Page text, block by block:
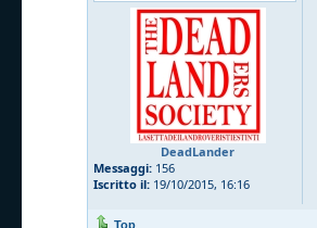
DeadLander
Messaggi: 156
Iscritto il: 19/10/2015, 16:16
Top